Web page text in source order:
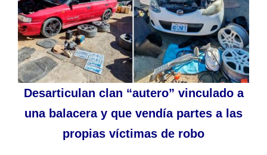
Desarticulan clan “autero” vinculado a
una balacera y que vendía partes a las
propias víctimas de robo